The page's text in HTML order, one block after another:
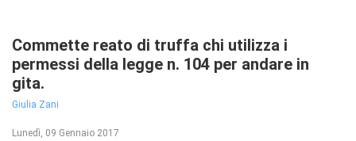
Commette reato di truffa chi utilizza i
permessi della legge n. 104 per andare in
gita.
Giulia Zani
Lunedì, 09 Gennaio 2017